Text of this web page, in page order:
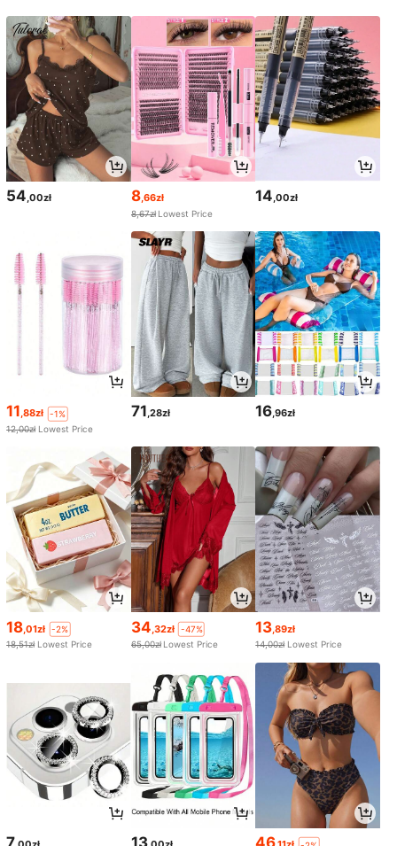
54,00zł 8,66zł
8,67zł Lowest Price
14,00zł
11,88zł
-1%
12,00zł Lowest Price
71,28zł 16,96zł
18 ,01zł
-2%
18,51zł Lowest Price
34 ,32zł
-47%
65,00zł Lowest Price
13 ,89zł
14,00zł Lowest Price
7 13 46